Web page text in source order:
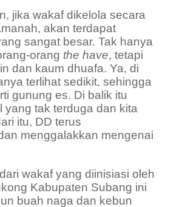
jika wakaf dikelola secara
akan terdapat
sangat besar. Tak hanya
orang the have, tetapi
dan kaum dhuafa. Ya, di
terlihat sedikit, sehingga
gunung es. Di balik itu
yang tak terduga dan kita
itu, DD terus
menggalakkan mengenai
wakaf yang diinisiasi oleh
Kabupaten Subang ini
buah naga dan kebun